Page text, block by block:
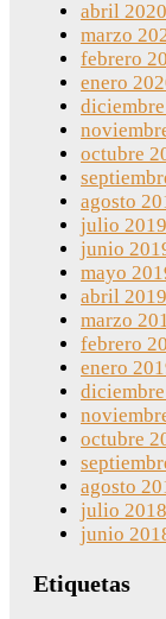
abril 2020
marzo
febrero
enero
octubre
agosto
julio 2019
junio
mayo
abril 2019
marzo
febrero
enero
octubre
agosto
julio 2018
junio
Etiquetas